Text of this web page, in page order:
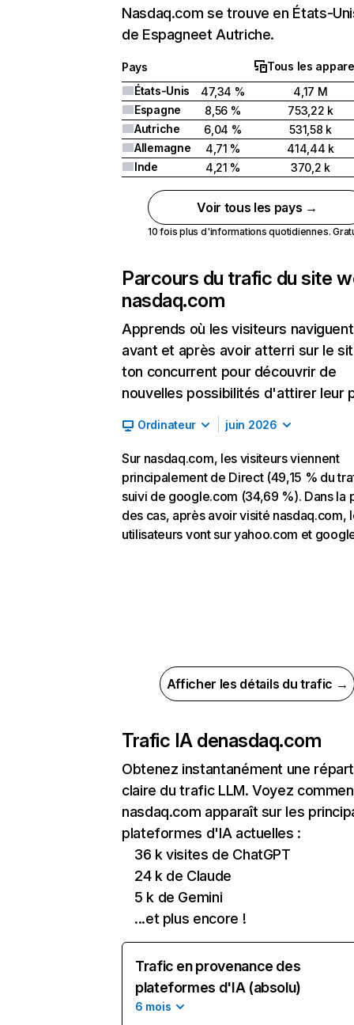
Nasdaq.com se trouve en États-
de Espagneet Autriche.
Pays
Tous les
États-Unis
47,34 %
4,17 M
Espagne
8,56 %
753,22 k
Autriche
6,04 %
531,58 k
Allemagne
4,71 %
414,44 k
Inde
4,21 % 370,2 k
Voir tous les pays →
10 fois plus d'informations quotidiennes.
Parcours du trafic du site
nasdaq.com
Apprends où les visiteurs naviguent
avant et après avoir atterri sur le
ton concurrent pour découvrir de
nouvelles possibilités d'attirer leur
Ordinateur juin 2026
Sur nasdaq.com, les visiteurs viennent
principalement de Direct (49,15 % du
suivi de google.com (34,69 %). Dans la
des cas, après avoir visité nasdaq.com,
utilisateurs vont sur yahoo.com et
Afficher les détails du trafic →
Trafic IA denasdaq.com
Obtenez instantanément une
claire du trafic LLM. Voyez
nasdaq.com apparaît sur les
plateformes d'IA actuelles :
36 k visites de ChatGPT
24 k de Claude
5 k de Gemini
...et plus encore !
Trafic en provenance des
plateformes d'IA (absolu)
6 mois